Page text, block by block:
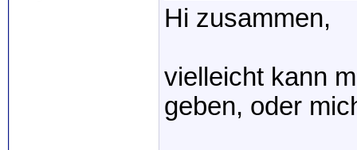
Hi zusammen,
vielleicht kann
geben, oder